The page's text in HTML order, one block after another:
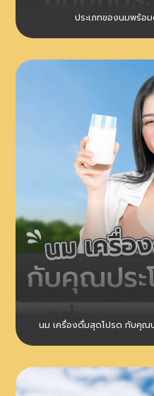
ประเภทของนมพร้อ
นม เครื่องดื่มสุดโปรด กับคุณ